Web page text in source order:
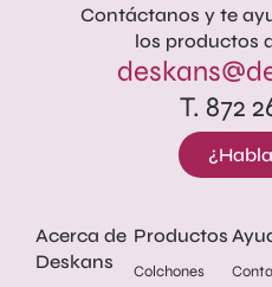
Contáctanos y te
los productos
T. 872
Acerca de
Deskans
Productos
Colchones